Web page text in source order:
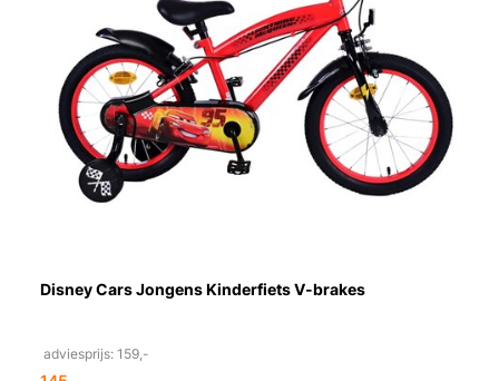
Disney Cars Jongens Kinderfiets V-brakes
adviesprijs: 159,-